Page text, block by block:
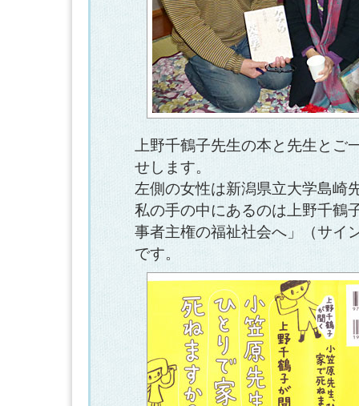
上野千鶴子先生の本と先生とご
せします。
左側の女性は新潟県立大学島崎
私の手の中にあるのは上野千鶴
事者主権の福祉社会へ」（サイ
です。